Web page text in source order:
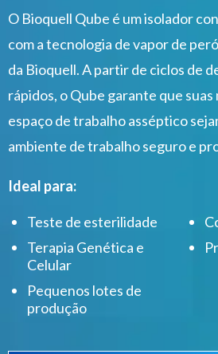
O Bioquell Qube é um isolador
com a tecnologia de vapor de
da Bioquell. A partir de ciclos de
rápidos, o Qube garante que suas
espaço de trabalho asséptico
ambiente de trabalho seguro e
Ideal para:
Teste de esterilidade
Terapia Genética e
Celular
Pequenos lotes de
produção